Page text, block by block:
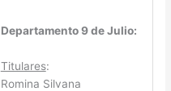
Departamento 9 de Julio:
Titulares:
Romina Silvana